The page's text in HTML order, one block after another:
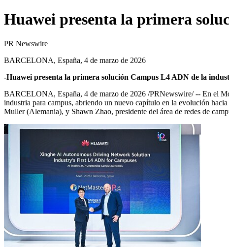
Huawei presenta la primera
PR Newswire
BARCELONA, España, 4 de marzo de 2026
-Huawei presenta la primera solución Campus L4 ADN de la
BARCELONA, España, 4 de marzo de 2026 /PRNewswire/ -- En el
industria para campus, abriendo un nuevo capítulo en la evolución
Muller (Alemania), y Shawn Zhao, presidente del área de redes de